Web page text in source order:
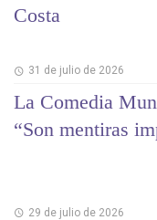
Costa
31 de julio de 2026
La Comedia
“Son mentiras
29 de julio de 2026